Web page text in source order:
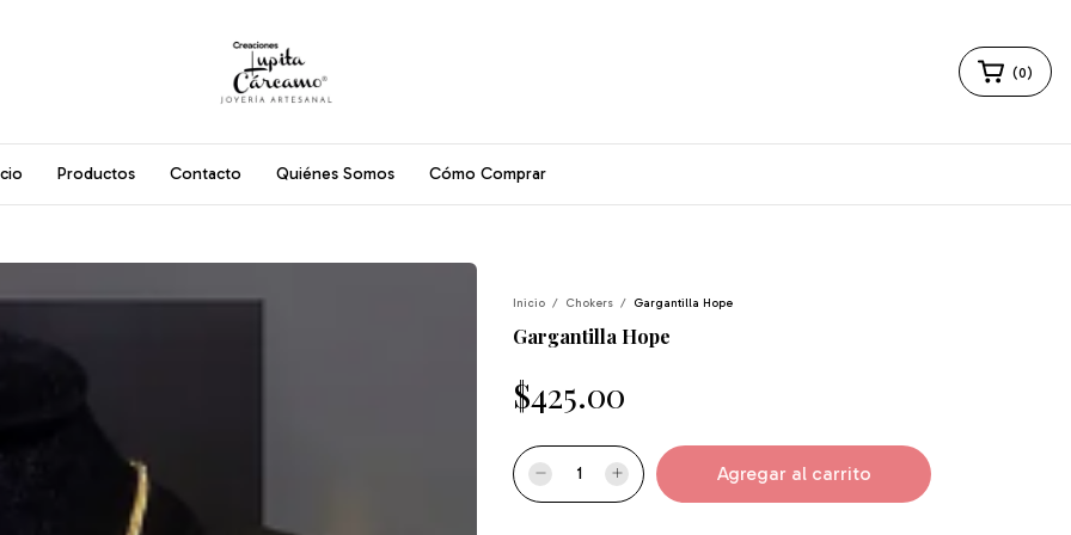
(0)
Productos Contacto Quiénes Somos Cómo Comprar
Inicio / Chokers / Gargantilla Hope
Gargantilla Hope
$425.00